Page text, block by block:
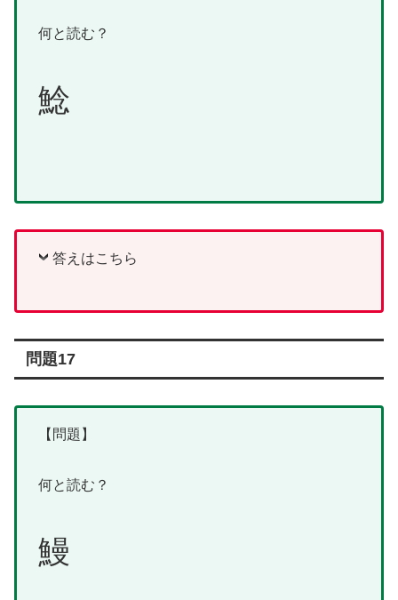
何と読む？
鯰
答えはこちら
問題17
【問題】
何と読む？
鰻